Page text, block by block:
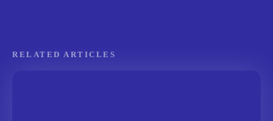
RELATED ARTICLES